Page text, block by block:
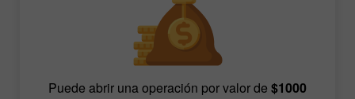
Puede abrir una operación por valor de $1000